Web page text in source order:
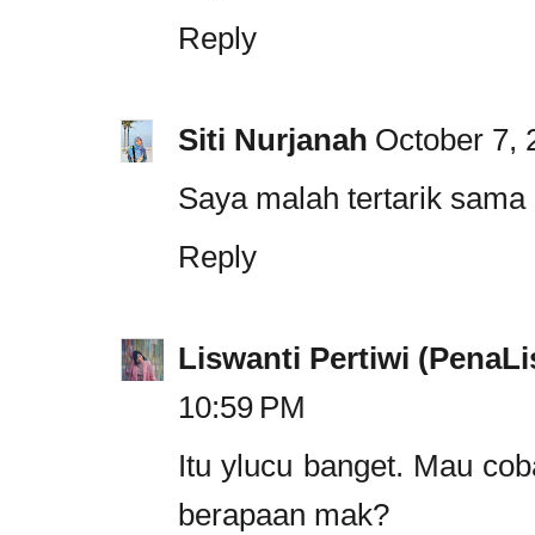
Reply
Siti Nurjanah October 7,
Saya malah tertarik
Reply
Liswanti Pertiwi
10:59 PM
Itu ylucu banget. Mau
berapaan mak?